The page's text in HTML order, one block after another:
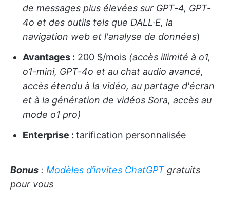
de messages plus élevées sur GPT-4, GPT-
4o et des outils tels que DALL·E, la
navigation web et l'analyse de données)
Avantages : 200 $/mois (accès illimité à o1,
o1-mini, GPT-4o et au chat audio avancé,
accès étendu à la vidéo, au partage d'écran
et à la génération de vidéos Sora, accès au
mode o1 pro)
Enterprise : tarification personnalisée
Bonus : Modèles d’invites ChatGPT gratuits
pour vous